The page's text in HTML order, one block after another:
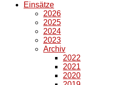
Einsätze
2026
2025
2024
2023
Archiv
2022
2021
2020